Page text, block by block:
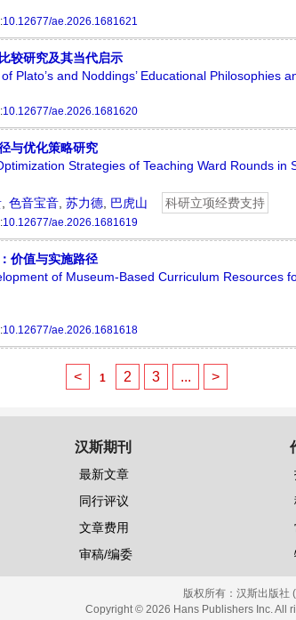
10.12677/ae.2026.1681621
较研究及其当代启示
Plato’s and Noddings’ Educational Philosophies
10.12677/ae.2026.1681620
与优化策略研究
Strategies of Teaching Ward Rounds in
, 色音宝音, 苏力德, 巴虎山 科研立项经费支持
10.12677/ae.2026.1681619
价值与实施路径
of Museum-Based Curriculum Resources
10.12677/ae.2026.1681618
< 1 2 3 ... >
汉斯期刊
最新文章
同行评议
文章费用
审稿/编委
版权所有： 汉斯出版社
Copyright © 2026 Hans Publishers Inc. All